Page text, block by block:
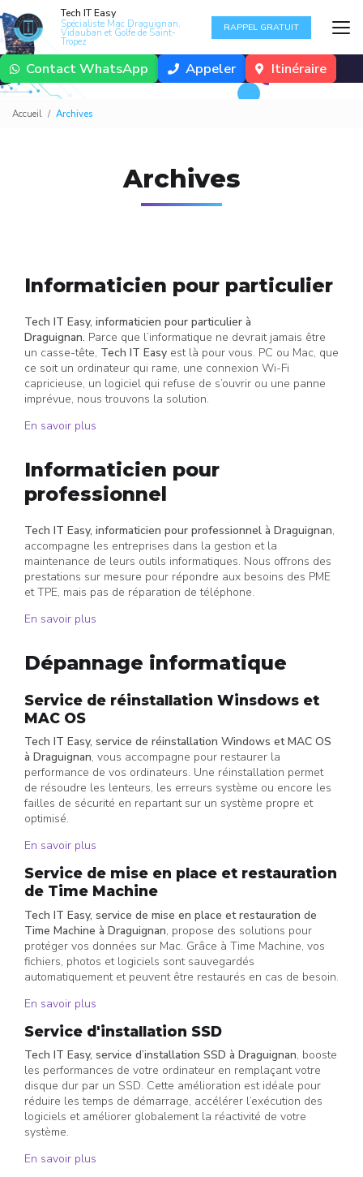
au
contenu
principal
Contact WhatsApp Appeler Itinéraire
Tech IT Easy
Spécialiste Mac Draguignan,
Vidauban et Golfe de Saint-
Tropez
RAPPEL GRATUIT
Accueil Archives
Archives
Informaticien pour particulier
Tech IT Easy, informaticien pour particulier à
Draguignan. Parce que l’informatique ne devrait jamais être
un casse-tête, Tech IT Easy est là pour vous. PC ou Mac, que
ce soit un ordinateur qui rame, une connexion Wi-Fi
capricieuse, un logiciel qui refuse de s’ouvrir ou une panne
imprévue, nous trouvons la solution.
En savoir plus
Informaticien pour
professionnel
Tech IT Easy, informaticien pour professionnel à Draguignan,
accompagne les entreprises dans la gestion et la
maintenance de leurs outils informatiques. Nous offrons des
prestations sur mesure pour répondre aux besoins des PME
et TPE, mais pas de réparation de téléphone.
En savoir plus
Dépannage informatique
Service de réinstallation Winsdows et
MAC OS
Tech IT Easy, service de réinstallation Windows et MAC OS
à Draguignan, vous accompagne pour restaurer la
performance de vos ordinateurs. Une réinstallation permet
de résoudre les lenteurs, les erreurs système ou encore les
failles de sécurité en repartant sur un système propre et
optimisé.
En savoir plus
Service de mise en place et restauration
de Time Machine
Tech IT Easy, service de mise en place et restauration de
Time Machine à Draguignan, propose des solutions pour
protéger vos données sur Mac. Grâce à Time Machine, vos
fichiers, photos et logiciels sont sauvegardés
automatiquement et peuvent être restaurés en cas de besoin.
En savoir plus
Service d'installation SSD
Tech IT Easy, service d’installation SSD à Draguignan, booste
les performances de votre ordinateur en remplaçant votre
disque dur par un SSD. Cette amélioration est idéale pour
réduire les temps de démarrage, accélérer l’exécution des
logiciels et améliorer globalement la réactivité de votre
système.
En savoir plus